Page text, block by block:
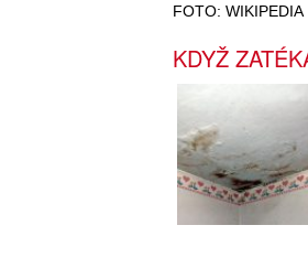
FOTO: WIKIPEDIA
KDYŽ